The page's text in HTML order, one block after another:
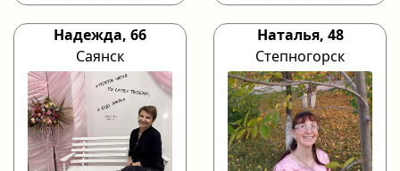
Надежда, 66
Саянск
Наталья, 48
Степногорск